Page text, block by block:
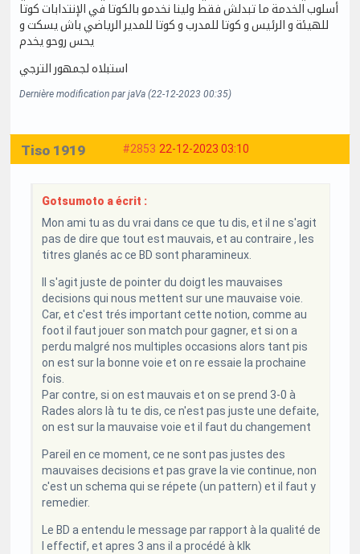
أسلوب الخدمة ما تبدلش فقط ولينا نخدمو بالكوتا في الإنتدابات كوتا
للهيئة و الرئيس و كوتا للمدرب و كوتا للمدير الرياضي باش يسكت و
يحس روحو يخدم
استبلاه لجمهور الترجي
Dernière modification par jaVa (22-12-2023 00:35)
#2853 22-12-2023 03:10
Tiso 1919
Gotsumoto a écrit :
Mon ami tu as du vrai dans ce que tu dis, et il ne s'agit
pas de dire que tout est mauvais, et au contraire , les
titres glanés ac ce BD sont pharamineux.
Il s'agit juste de pointer du doigt les mauvaises
decisions qui nous mettent sur une mauvaise voie.
Car, et c'est trés important cette notion, comme au
foot il faut jouer son match pour gagner, et si on a
perdu malgré nos multiples occasions alors tant pis
on est sur la bonne voie et on re essaie la prochaine
fois.
Par contre, si on est mauvais et on se prend 3-0 à
Rades alors là tu te dis, ce n'est pas juste une defaite,
on est sur la mauvaise voie et il faut du changement
Pareil en ce moment, ce ne sont pas justes des
mauvaises decisions et pas grave la vie continue, non
c'est un schema qui se répete (un pattern) et il faut y
remedier.
Le BD a entendu le message par rapport à la qualité de
l effectif, et apres 3 ans il a procédé à klk